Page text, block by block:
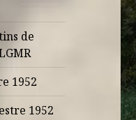
de
1952
1952